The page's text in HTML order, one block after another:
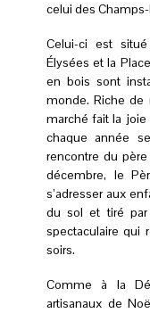
celui des
Celui-ci est
Élysées et la
en bois sont
monde. Riche de
marché fait la joie
chaque année
rencontre du
décembre, le
s’adresser aux
du sol et tiré par
spectaculaire qui
soirs.
Comme à la
artisanaux de